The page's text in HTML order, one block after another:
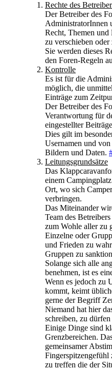
Rechte des
Der Betreiber des
AdministratorInnen
Recht, Themen und
zu verschieben oder
Sie werden dieses
den Foren-Regeln
Kontrolle
Es ist für die
möglich, die
Einträge zum
Der Betreiber des
Verantwortung für
eingestellter
Dies gilt im
Usernamen und
Bildern und Daten.
Leitungsgrundsätze
Das
einem
Ort, wo sich
verbringen.
Das Miteinander
Team des
zum Wohle aller zu
Einzelne oder
und Frieden zu
Gruppen zu
Solange sich alle
benehmen, ist es
Wenn es jedoch zu
kommt, keimt
gerne der Begriff
Niemand hat hier
schreiben, zu
Einige Dinge sind
Grenzbereichen.
gemeinsamer
Fingerspitzengefühl
zu treffen die der